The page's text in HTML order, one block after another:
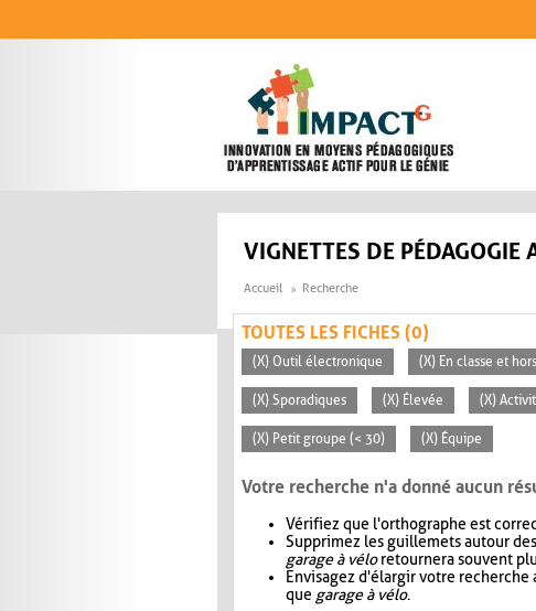
VIGNETTES DE PÉDAGOGIE
Accueil Recherche
TOUTES LES FICHES (0)
(X) Outil électronique (X) En classe et
(X) Sporadiques (X) Élevée (X)
(X) Petit groupe (< 30) (X) Équipe
Votre recherche n'a donné aucun
Vérifiez que l'orthographe est
Supprimez les guillemets autour
garage à véloretournera souvent
Envisagez d'élargir votre recherche
que garage à vélo.